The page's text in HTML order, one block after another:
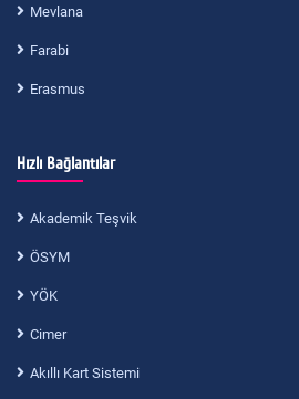
Mevlana
Farabi
Erasmus
Hızlı Bağlantılar
Akademik Teşvik
ÖSYM
YÖK
Cimer
Akıllı Kart Sistemi